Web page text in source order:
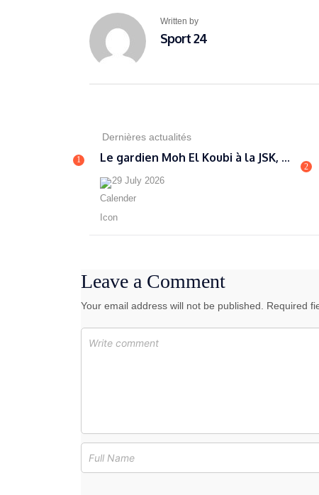
Written by
Sport 24
1
Dernières actualités
Le gardien Moh El Koubi à la JSK, ...
29 July 2026
2
Leave a Comment
Your email address will not be published. Required